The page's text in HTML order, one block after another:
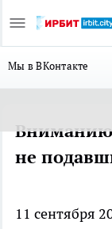
Мы в ВКонтакте
не
11 сентября